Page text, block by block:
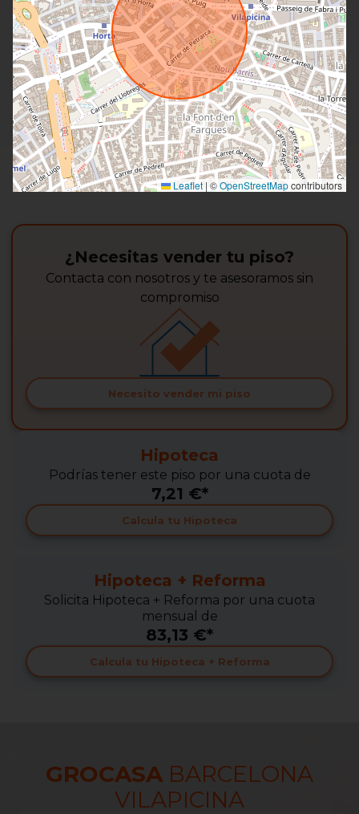
Leaflet | ©OpenStreetMapcontributors
¿Necesitas vender tu piso?
Contacta con nosotros y te asesoramos sin
compromiso
Necesito vender mi piso
Hipoteca
Podrías tener este piso por una cuota de
7,21 €*
Calcula tu Hipoteca
Hipoteca + Reforma
Solicita Hipoteca + Reforma por una cuota
mensual de
83,13 €*
Calcula tu Hipoteca + Reforma
GROCASA BARCELONA
VILAPICINA